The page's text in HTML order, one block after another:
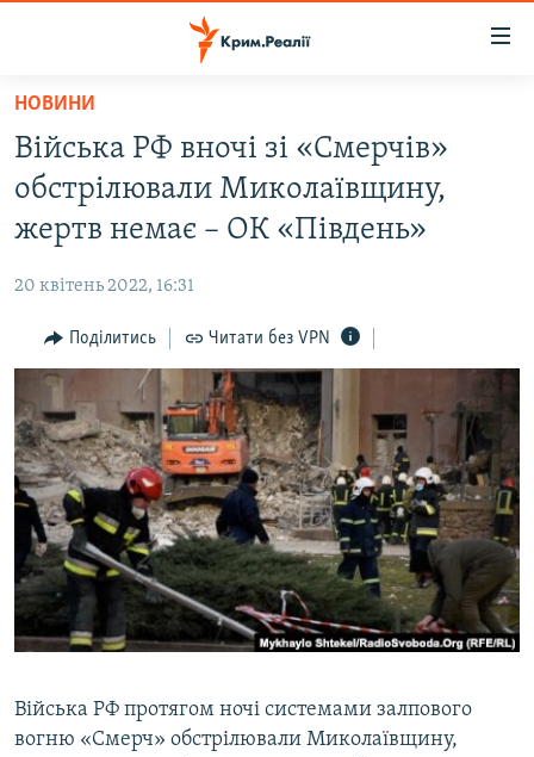
Перейти
основного
матеріалу
Перейти
до
основної
Перейти
до
пошуку
ВОДА.КРИМ
ВІДЕО ТА ФОТО
БЛОГИ
ПОГЛЯД
ІНТЕРВ'Ю
ВСЕ ЗА ДЕНЬ
СПЕЦПРОЕКТИ
ДЕПОРТАЦІЯ
ВІДЕОУРОКИ «ELIFBE»
СВІДЧЕННЯ ОКУПАЦІЇ
УКРАЇНСЬКА ПРОБЛЕМА КРИМУ
ЯК ОБІЙТИ БЛОКУВАННЯ
Русский
Qırımtatar
НОВИНИ
Війська РФ вночі зі «Смерчів»
обстрілювали Миколаївщину,
жертв немає – ОК «Південь»
20 квітень 2022, 16:31
Поділитись Читати без VPN
Війська РФ протягом ночі системами залпового
вогню «Смерч» обстрілювали Миколаївщину,